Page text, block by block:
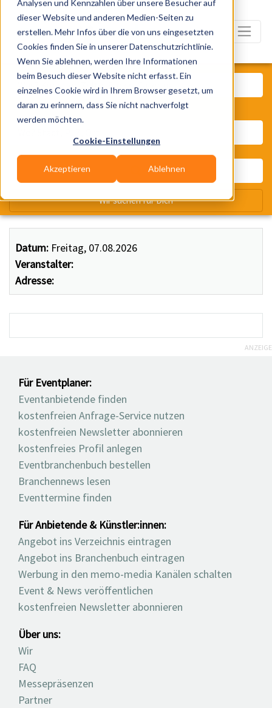
Analysen und Kennzahlen über unsere Besucher auf
dieser Website und anderen Medien-Seiten zu
erstellen. Mehr Infos über die von uns eingesetzten
Cookies finden Sie in unserer Datenschutzrichtlinie.
Wenn Sie ablehnen, werden Ihre Informationen
beim Besuch dieser Website nicht erfasst. Ein
einzelnes Cookie wird in Ihrem Browser gesetzt, um
daran zu erinnern, dass Sie nicht nachverfolgt
werden möchten.
Cookie-Einstellungen
Akzeptieren Ablehnen
Datum: Freitag, 07.08.2026
Veranstalter:
Adresse:
Was? Künstler, Zelte, Bands,
Wir suchen für Dich
ANZEIGE
Für Eventplaner:
Eventanbietende finden
kostenfreien Anfrage-Service nutzen
kostenfreien Newsletter abonnieren
kostenfreies Profil anlegen
Eventbranchenbuch bestellen
Branchennews lesen
Eventtermine finden
Für Anbietende & Künstler:innen:
Angebot ins Verzeichnis eintragen
Angebot ins Branchenbuch eintragen
Werbung in den memo-media Kanälen schalten
Event & News veröffentlichen
kostenfreien Newsletter abonnieren
Über uns:
Wir
FAQ
Messepräsenzen
Partner